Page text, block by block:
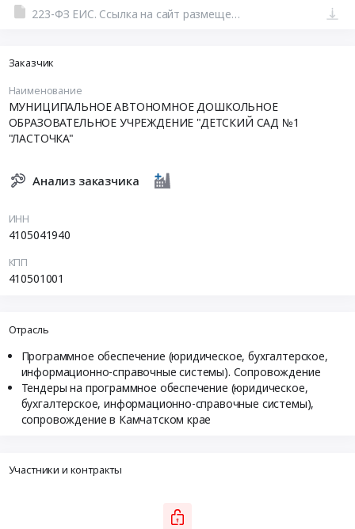
223-ФЗ ЕИС. Ссылка на сайт размещения тендера #801610093245.doc
Заказчик
Наименование
МУНИЦИПАЛЬНОЕ АВТОНОМНОЕ ДОШКОЛЬНОЕ
ОБРАЗОВАТЕЛЬНОЕ УЧРЕЖДЕНИЕ "ДЕТСКИЙ САД №1
"ЛАСТОЧКА"
Анализ заказчика
ИНН
4105041940
КПП
410501001
Отрасль
Программное обеспечение (юридическое, бухгалтерское,
информационно-справочные системы). Сопровождение
Тендеры на программное обеспечение (юридическое,
бухгалтерское, информационно-справочные системы),
сопровождение в Камчатском крае
Участники и контракты